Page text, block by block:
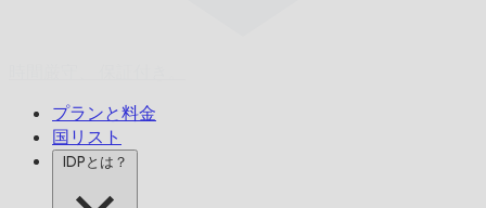
プランと料金
国リスト
IDPとは？